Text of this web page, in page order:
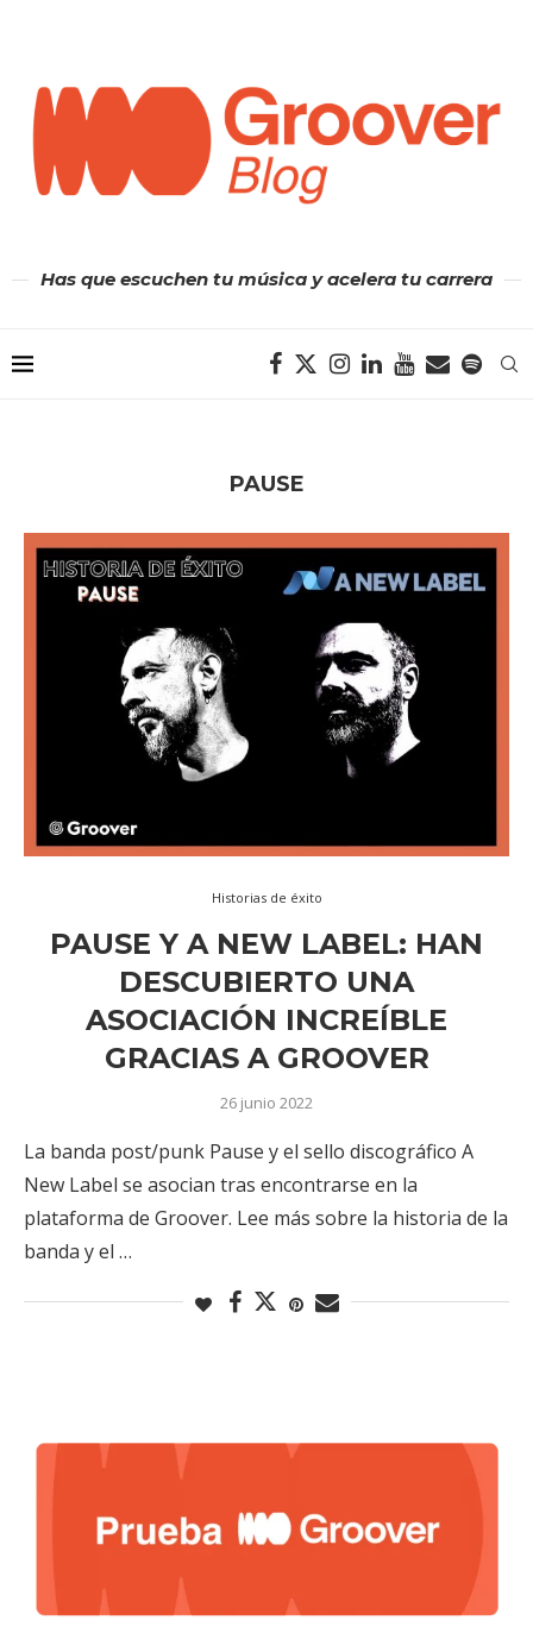
Has que escuchen tu música y acelera tu carrera
PAUSE
Historias de éxito
PAUSE Y A NEW LABEL: HAN
DESCUBIERTO UNA
ASOCIACIÓN INCREÍBLE
GRACIAS A GROOVER
26 junio 2022
La banda post/punk Pause y el sello discográfico A
New Label se asocian tras encontrarse en la
plataforma de Groover. Lee más sobre la historia de la
banda y el …